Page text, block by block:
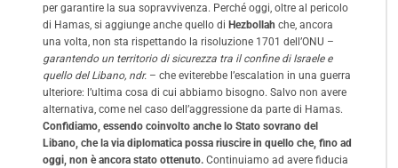
per garantire la sua sopravvivenza. Perché oggi, oltre al pericolo
di Hamas, si aggiunge anche quello di Hezbollah che, ancora
una volta, non sta rispettando la risoluzione 1701 dell’ONU –
garantendo un territorio di sicurezza tra il confine di Israele e
quello del Libano, ndr. – che eviterebbe l’escalation in una guerra
ulteriore: l’ultima cosa di cui abbiamo bisogno. Salvo non avere
alternativa, come nel caso dell’aggressione da parte di Hamas.
Confidiamo, essendo coinvolto anche lo Stato sovrano del
Libano, che la via diplomatica possa riuscire in quello che, fino ad
oggi, non è ancora stato ottenuto. Continuiamo ad avere fiducia